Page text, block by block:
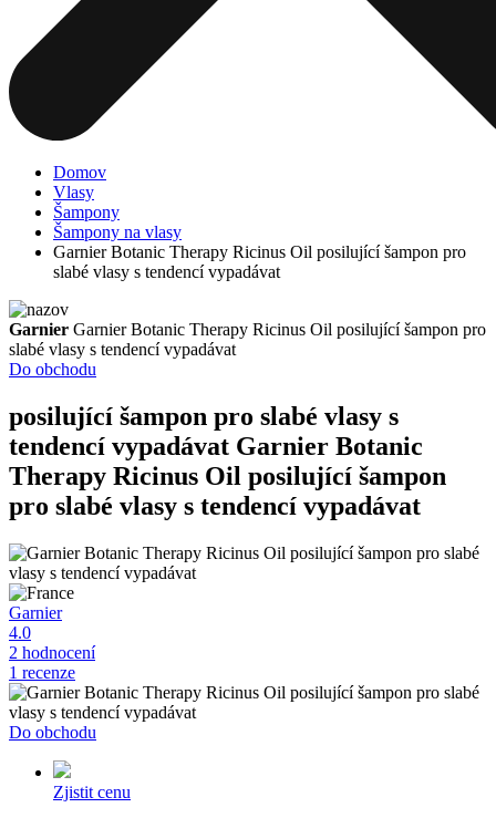
Domov
Vlasy
Šampony
Šampony na vlasy
Garnier Botanic Therapy Ricinus Oil posilující šampon pro
slabé vlasy s tendencí vypadávat
Garnier Garnier Botanic Therapy Ricinus Oil posilující šampon pro
slabé vlasy s tendencí vypadávat
Do obchodu
posilující šampon pro slabé vlasy s
tendencí vypadávat Garnier Botanic
Therapy Ricinus Oil posilující šampon
pro slabé vlasy s tendencí vypadávat
Garnier
4.0
2 hodnocení
1 recenze
Do obchodu
Zjistit cenu